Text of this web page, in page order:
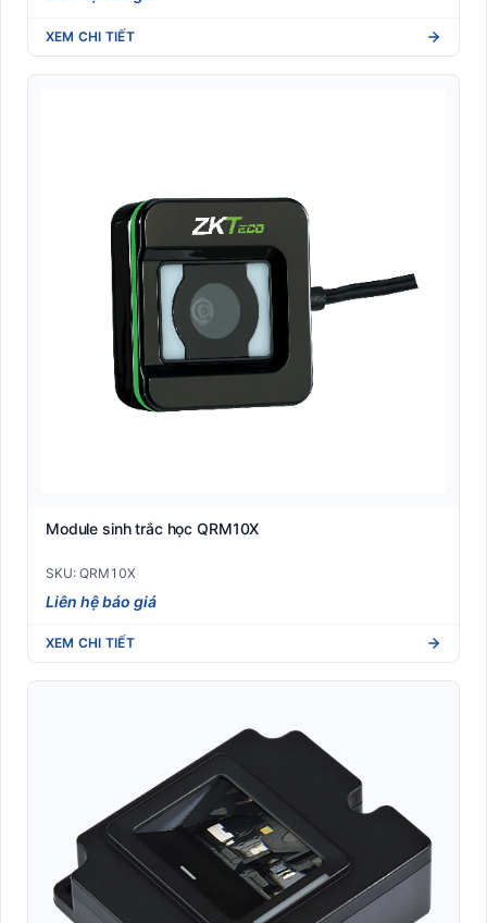
XEM CHI TIẾT
Module sinh trắc học QRM10X
SKU: QRM10X
Liên hệ báo giá
XEM CHI TIẾT